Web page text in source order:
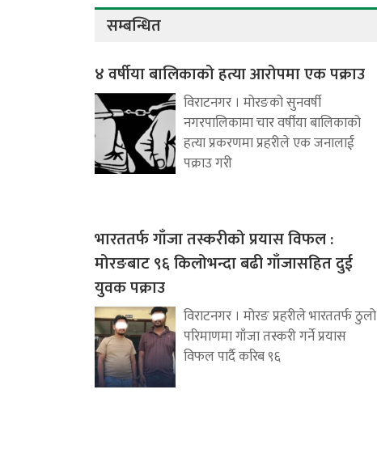
सम्बन्धित
४ वर्षीया बालिकाको हत्या आरोपमा एक पक्राउ
विराटनगर । मोरङको सुनवर्षी
नगरपालिकामा चार वर्षीया बालिकाको
हत्या प्रकरणमा प्रहरीले एक जनालाई
पक्राउ गरी
भारततर्फ गाँजा तस्करीको प्रयास विफल :
मोरङबाट ९६ किलोभन्दा बढी गाँजासहित दुई
युवक पक्राउ
विराटनगर । मोरङ प्रहरीले भारततर्फ ठुलो
परिमाणमा गाँजा तस्करी गर्ने प्रयास
विफल पार्दै करिब ९६